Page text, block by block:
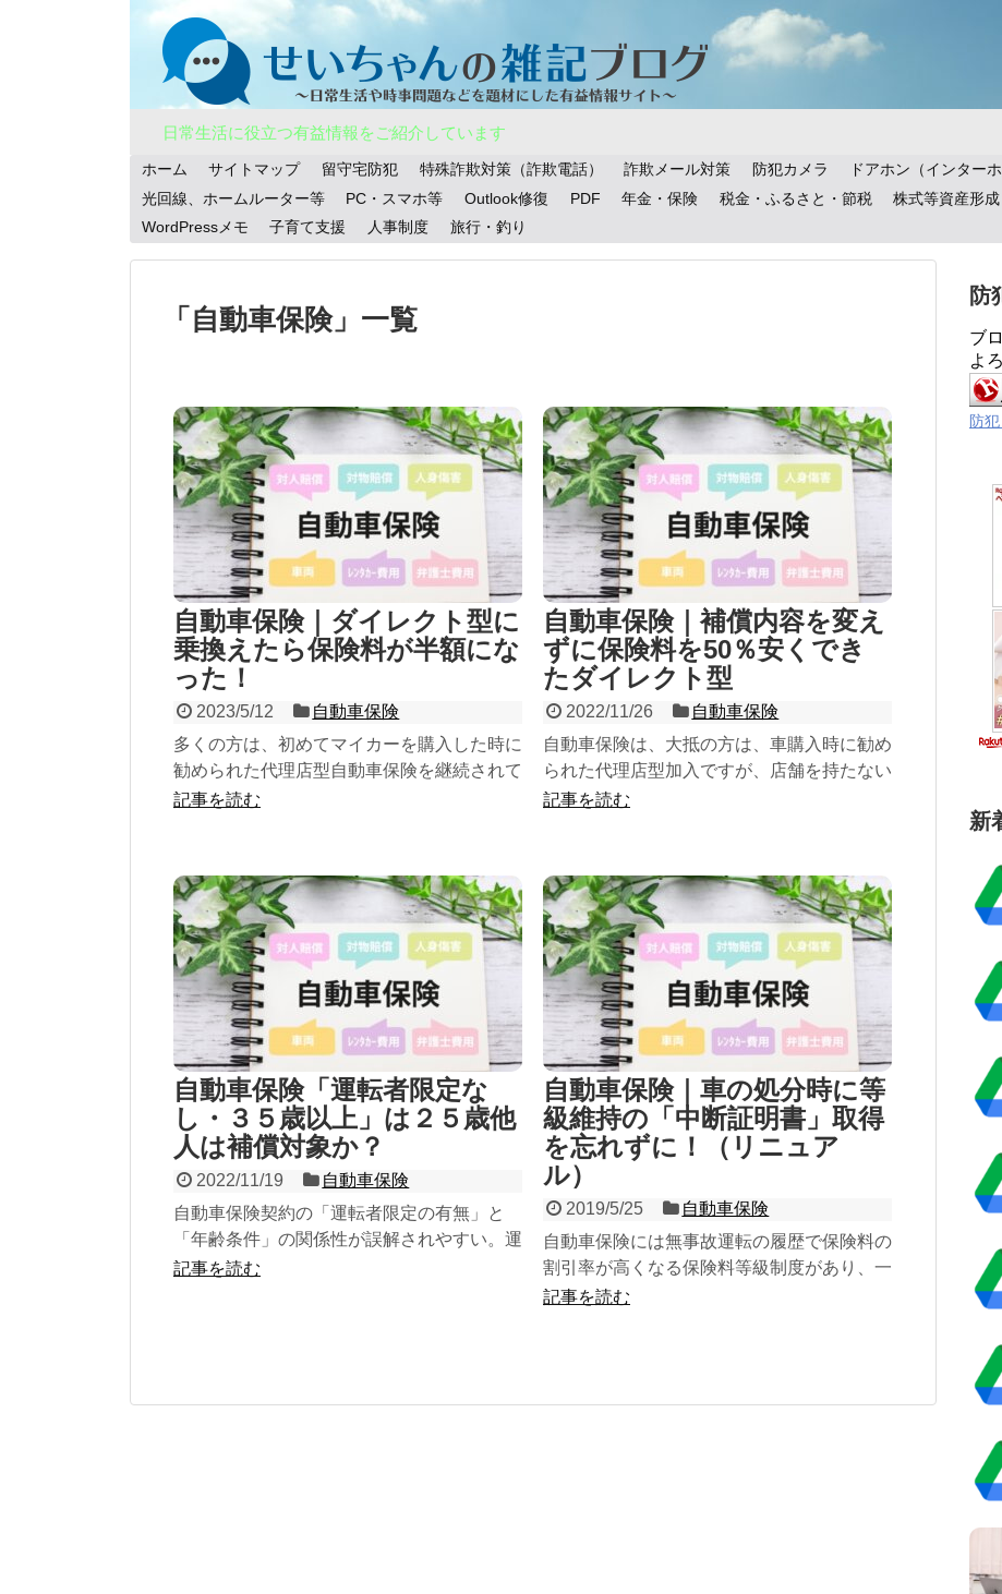
日常生活に役立つ有益情報をご紹介しています
ホーム サイトマップ 留守宅防犯 特殊詐欺対策（詐欺電話） 詐欺メール対策 防犯カメラ ドアホン（インターホ
光回線、ホームルーター等
PC・スマホ等 Outlook修復 PDF 年金・保険 税金・ふるさと・節税 株式等資産形成
WordPressメモ
子育て支援 人事制度 旅行・釣り
「 自動車保険」 一覧
自動車保険｜ダイレクト型に
乗換えたら保険料が半額にな
った！
2023/5/12
自動車保険
多くの方は、初めてマイカーを購入した時に
勧められた代理店型自動車保険を継続されて
いますが、代理店の人件費や店舗経費が不要
換えられることをオススメします。
記事を読む
自動車保険｜補償内容を変え
ずに保険料を50％安くでき
たダイレクト型
2022/11/26
自動車保険
自動車保険は、大抵の方は、車購入時に勧め
られた代理店型加入ですが、店舗を持たない
ダイレクト型は、一般的に保険料が割安で補
料が下げられないかを試みられることをおす
すめします。
記事を読む
自動車保険「運転者限定な
し・３５歳以上」は２５歳他
人は補償対象か？
2022/11/19
自動車保険
自動車保険契約の「運転者限定の有無」と
「年齢条件」の関係性が誤解されやすい。運
転者限定は簡単なのですが、「運転者限定無
記事を読む
自動車保険｜車の処分時に等
級維持の「中断証明書」取得
を忘れずに！（リニュア
ル）
2019/5/25
自動車保険
自動車保険には無事故運転の履歴で保険料の
割引率が高くなる保険料等級制度があり、一
時的に保険を解約しても「中断証明書」を取
記事を読む
防
ブ
よ
防
新